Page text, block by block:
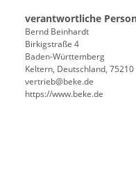
verantwortliche
Bernd Beinhardt
Birkigstraße 4
Baden-Württemberg
Keltern, Deutschland, 75210
vertrieb@beke.de
https://www.beke.de